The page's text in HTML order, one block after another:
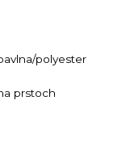
polyester
prstoch